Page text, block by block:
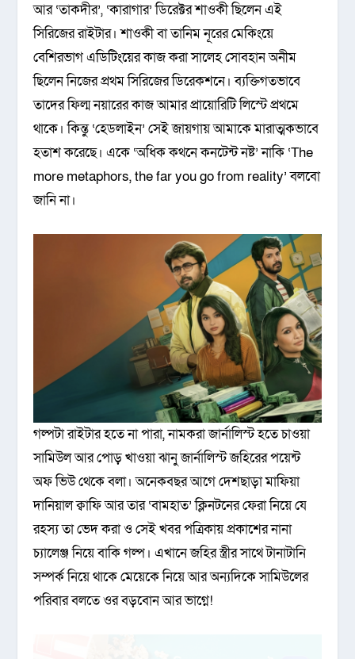
আর ‘তাকদীর’, ‘কারাগার’ ডিরেক্টর শাওকী ছিলেন এই
সিরিজের রাইটার। শাওকী বা তানিম নূরের মেকিংয়ে
বেশিরভাগ এডিটিংয়ের কাজ করা সালেহ সোবহান অনীম
ছিলেন নিজের প্রথম সিরিজের ডিরেকশনে। ব্যক্তিগতভাবে
তাদের ফিল্ম নয়ারের কাজ আমার প্রায়োরিটি লিস্টে প্রথমে
থাকে। কিন্তু ‘হেডলাইন’ সেই জায়গায় আমাকে মারাত্মকভাবে
হতাশ করেছে। একে ‘অধিক কথনে কনটেন্ট নষ্ট’ নাকি ‘The
more metaphors, the far you go from reality’ বলবো
জানি না।
গল্পটা রাইটার হতে না পারা, নামকরা জার্নালিস্ট হতে চাওয়া
সামিউল আর পোড় খাওয়া ঝানু জার্নালিস্ট জহিরের পয়েন্ট
অফ ভিউ থেকে বলা। অনেকবছর আগে দেশছাড়া মাফিয়া
দানিয়াল ক্বাফি আর তার ‘বামহাত’ ক্লিনটনের ফেরা নিয়ে যে
রহস্য তা ভেদ করা ও সেই খবর পত্রিকায় প্রকাশের নানা
চ্যালেঞ্জ নিয়ে বাকি গল্প। এখানে জহির স্ত্রীর সাথে টানাটানি
সম্পর্ক নিয়ে থাকে মেয়েকে নিয়ে আর অন্যদিকে সামিউলের
পরিবার বলতে ওর বড়বোন আর ভাগ্নে!